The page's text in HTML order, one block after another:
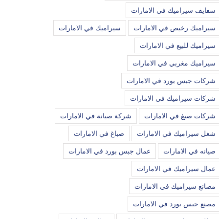
سفايف سيراميك في الامارات
سيراميك رخيص في الامارات سيراميك في الامارات
سيراميك للبيع في الامارات
سيراميك مغربي في الامارات
شركات جبس بورد في الامارات
شركات سيراميك في الامارات
شركات صبغ في الامارات شركة صيانة في الامارات
شغل سيراميك في الامارات صباغ في الامارات
صيانه في الامارات عمال جبس بورد في الامارات
عمال سيراميك في الامارات
مصانع سيراميك في الامارات
مصنع جبس بورد في الامارات